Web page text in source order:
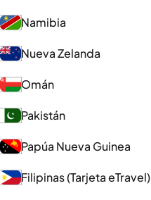
Namibia
Nueva Zelanda
Omán
Pakistán
Papúa Nueva Guinea
Filipinas (Tarjeta eTravel)